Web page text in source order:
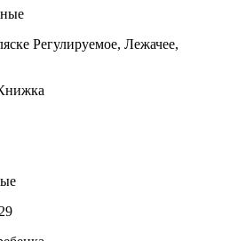
Регулируемое, Лежачее,